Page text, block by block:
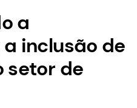
a
inclusão de
setor de